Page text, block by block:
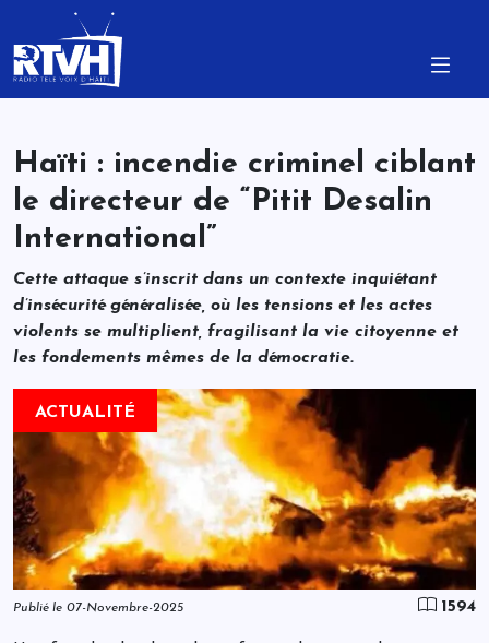
Haïti : incendie criminel ciblant
le directeur de “Pitit Desalin
International”
Cette attaque s’inscrit dans un contexte inquiétant
d’insécurité généralisée, où les tensions et les actes
violents se multiplient, fragilisant la vie citoyenne et
les fondements mêmes de la démocratie.
ACTUALITÉ
Publié le 07-Novembre-2025 1594